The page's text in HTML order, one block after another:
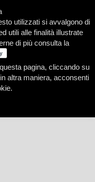
Le nostre firme
browsing the
utilizzati si avvalgono di
utili alle finalità illustrate
di più consulta la
pagina, cliccando su
altra maniera, acconsenti